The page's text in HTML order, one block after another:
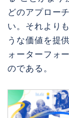
どのアプロー
い。それより
うな価値を提
ォーターフォ
のである。